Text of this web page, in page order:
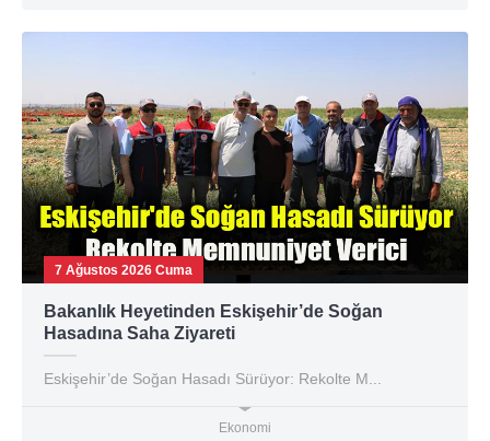
7 Ağustos 2026 Cuma
Bakanlık Heyetinden Eskişehir’de Soğan
Hasadına Saha Ziyareti
Eskişehir’de Soğan Hasadı Sürüyor: Rekolte M...
Ekonomi